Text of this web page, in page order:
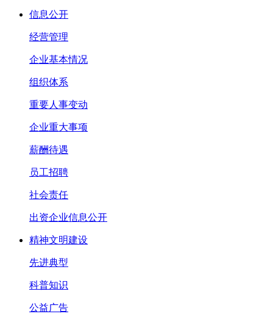
信息公开
经营管理
企业基本情况
组织体系
重要人事变动
企业重大事项
薪酬待遇
员工招聘
社会责任
出资企业信息公开
精神文明建设
先进典型
科普知识
公益广告